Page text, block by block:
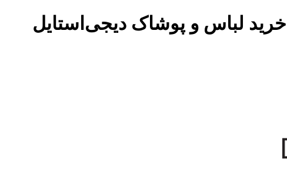
خرید لباس و پوشاک دیجی‌استایل